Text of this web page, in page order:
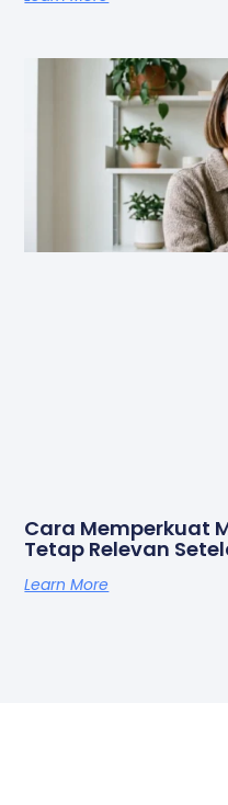
Cara Memperkuat
Tetap Relevan
Learn More